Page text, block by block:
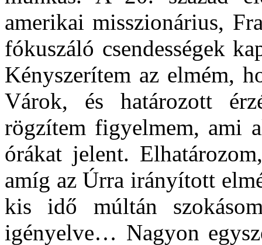
amerikai misszionárius,
fókuszáló csendességek
Kényszerítem az elmém,
Várok, és határozott
rögzítem figyelmem, ami
órákat jelent.
amíg az Úrra irányított
kis idő múltán
igényelve… Nagyon